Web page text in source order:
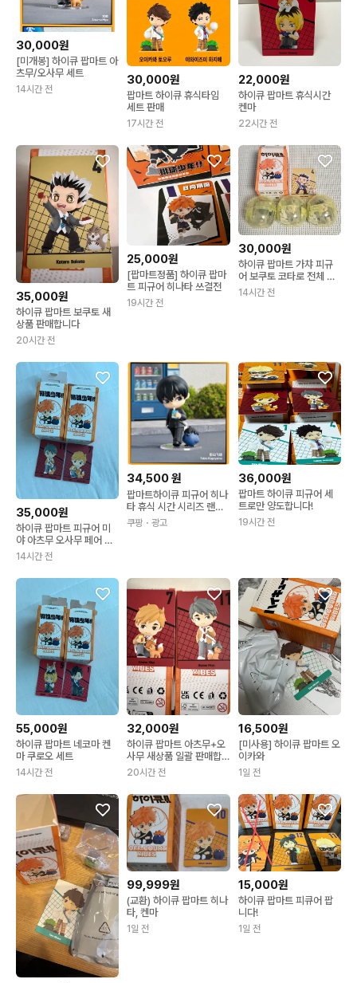
30,000원
[미개봉] 하이큐 팝마트 아
츠무/오사무 세트
14시간 전
30,000원
팝마트 하이큐 휴식타임
세트 판매
17시간 전
22,000원
하이큐 팝마트 휴식시간
켄마
22시간 전
35,000원
하이큐 팝마트 보쿠토 새
상품 판매합니다
20시간 전
25,000원
[팝마트정품] 하이큐 팝마
트 피규어 히나타 쓰결전
19시간 전
30,000원
하이큐 팝마트 가챠 피규
어 보쿠토 코타로 전체 일
괄
14시간 전
35,000원
하이큐 팝마트 피규어 미
야 아츠무 오사무 페어 세
트
14시간 전
34,500원
팝마트하이큐 피규어 히나
타 휴식 시간 시리즈 랜덤
박스 선택가능 카게야마
토비오
쿠팡 ・광고
36,000원
팝마트 하이큐 피규어 세
트로만 양도합니다!
19시간 전
55,000원
하이큐 팝마트 네코마 켄
마 쿠로오 세트
14시간 전
32,000원
하이큐 팝마트 아츠무+오
사무 새상품 일괄 판매합
니다
20시간 전
16,500원
[미사용] 하이큐 팝마트 오
이카와
1일 전
99,999원
(교환) 하이큐 팝마트 히나
타, 켄마
1일 전
15,000원
하이큐 팝마트 피큐어 팝
니다!
1일 전